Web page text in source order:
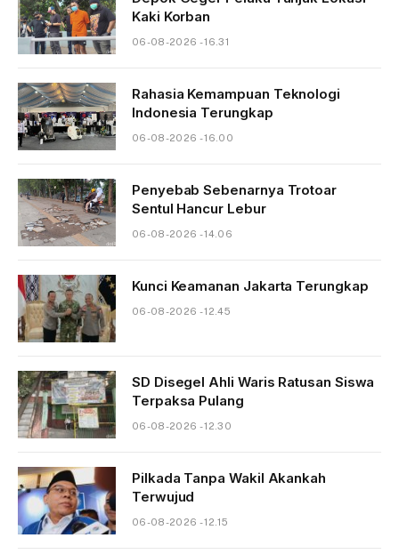
Kaki Korban
06-08-2026 - 16.31
Rahasia Kemampuan Teknologi
Indonesia Terungkap
06-08-2026 - 16.00
Penyebab Sebenarnya Trotoar
Sentul Hancur Lebur
06-08-2026 - 14.06
Kunci Keamanan Jakarta Terungkap
06-08-2026 - 12.45
SD Disegel Ahli Waris Ratusan Siswa
Terpaksa Pulang
06-08-2026 - 12.30
Pilkada Tanpa Wakil Akankah
Terwujud
06-08-2026 - 12.15